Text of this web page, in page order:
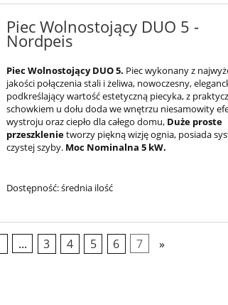
Piec Wolnostojący DUO 5 -
Nordpeis
Piec Wolnostojący DUO 5. Piec wykonany z
jakości połączenia stali i żeliwa, nowoczesny,
podkreślający wartość estetyczną piecyka, z
schowkiem u dołu doda we wnętrzu niesamowity
wystroju oraz ciepło dla całego domu, Duże proste
przeszklenietworzy piękną wizję ognia, posiada
czystej szyby. Moc Nominalna 5 kW.
Dostępność:średnia ilość
... 3 4 5 6 7 »